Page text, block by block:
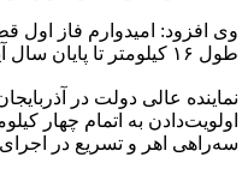
وی افزود: امیدوارم فاز اول
طول ۱۶ کیلومتر تا پایان سال آینده به بهره‌برداری برسد.
نماینده عالی دولت در
اولویت‌دادن به اتمام چهار
سه‌راهی اهر و تسریع در اجرای